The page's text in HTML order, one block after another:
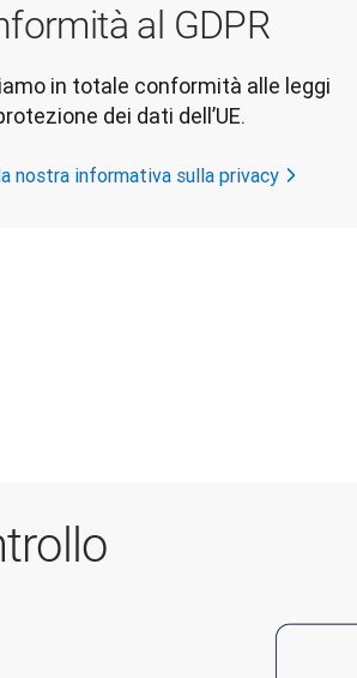
al GDPR
in totale conformità alle leggi
dei dati dell’UE.
nostra informativa sulla privacy